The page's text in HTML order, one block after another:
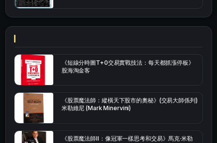
《短線分時圖T+0交易實戰技法：每天都抓漲停板》
股海淘金客
《股票魔法師：縱橫天下股市的奧秘》(交易大師係列)
米勒維尼 (Mark Minervini)
《股票魔法師Ⅱ：像冠軍一樣思考和交易》馬克·米勒